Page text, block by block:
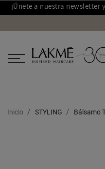
¡Únete a nuestra newsletter
Inicio STYLING Bálsamo